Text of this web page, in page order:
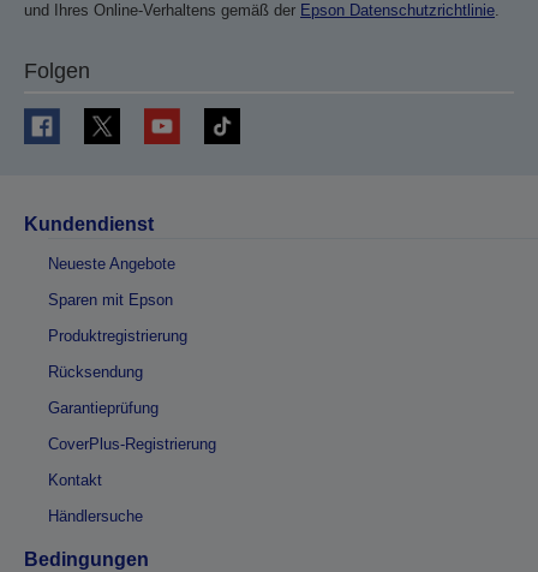
und Ihres Online-Verhaltens gemäß der Epson Datenschutzrichtlinie.
Folgen
Kundendienst
Neueste Angebote
Sparen mit Epson
Produktregistrierung
Rücksendung
Garantieprüfung
CoverPlus-Registrierung
Kontakt
Händlersuche
Bedingungen